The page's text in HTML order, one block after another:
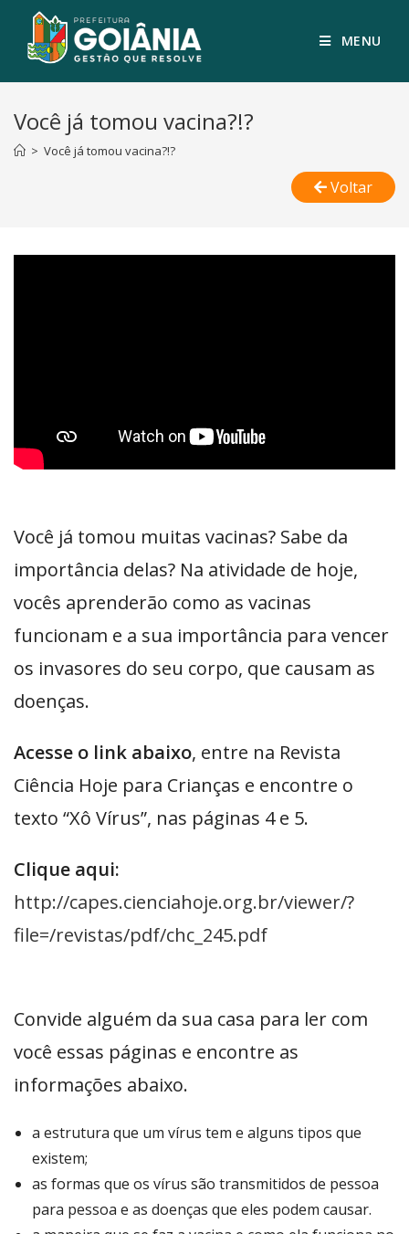
MENU
Você já tomou vacina?!?
> Você já tomou vacina?!?
Voltar
Você já tomou muitas vacinas? Sabe da
importância delas? Na atividade de hoje,
vocês aprenderão como as vacinas
funcionam e a sua importância para vencer
os invasores do seu corpo, que causam as
doenças.
Acesse o link abaixo, entre na Revista
Ciência Hoje para Crianças e encontre o
texto “Xô Vírus”, nas páginas 4 e 5.
Clique aqui:
http://capes.cienciahoje.org.br/viewer/?
file=/revistas/pdf/chc_245.pdf
Convide alguém da sua casa para ler com
você essas páginas e encontre as
informações abaixo.
a estrutura que um vírus tem e alguns tipos que
existem;
as formas que os vírus são transmitidos de pessoa
para pessoa e as doenças que eles podem causar.